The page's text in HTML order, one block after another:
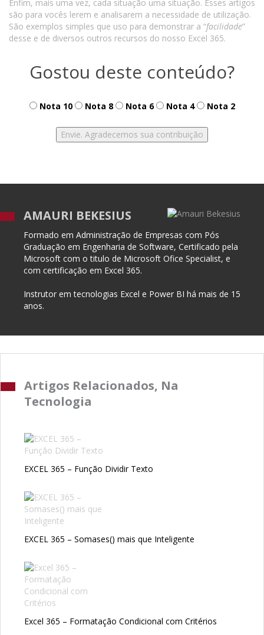
Enfim, mais uma vez, cada situação uma situação. Esses artigos
são para vocês lerem e analisarem a necessidade de utilização.
São exemplos simples que uso para demonstrar a “facilidade”
desse e de diversos outros recursos do nosso Excel 365.
Gostou deste conteúdo?
Nota 10 Nota 8 Nota 6 Nota 4 Nota 2
AMAURI BEKESIUS
Formado em Administração de Empresas com Pós
Graduação em Engenharia de Software, Certificado pela
Microsoft com o titulo de Microsoft Ofice Specialist, e
com certificação em Excel 365.
Instrutor em tecnologias Excel e Power BI há mais de 15
anos.
Artigos Relacionados, Na
Tecnologia
EXCEL 365 – Função Dividir Texto
EXCEL 365 – Somases() mais que Inteligente
Excel 365 – Formatação Condicional com Critérios